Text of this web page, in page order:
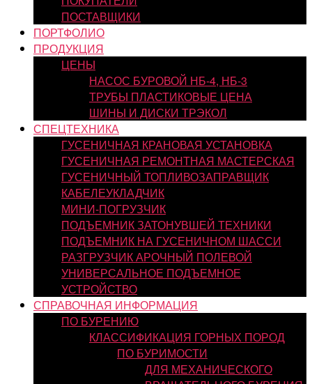
ПОСТАВЩИКИ
ПОРТФОЛИО
ПРОДУКЦИЯ
ЦЕНЫ
НАСОС БУРОВОЙ НБ-4, НБ-3
ТРУБЫ ПЛАСТИКОВЫЕ ЦЕНА
ШИНЫ И ДИСКИ ТРЭКОЛ
СПЕЦТЕХНИКА
ГУСЕНИЧНАЯ КРАНОВАЯ УСТАНОВКА
ГУСЕНИЧНАЯ РЕМОНТНАЯ МАСТЕРСКАЯ
ГУСЕНИЧНЫЙ ТОПЛИВОЗАПРАВЩИК
КАБЕЛЕУКЛАДЧИК
МИНИ-ПОГРУЗЧИК
ПОДЪЕМНИК ЗАТОНУВШЕЙ ТЕХНИКИ
ПОДЪЕМНИК НА ГУСЕНИЧНОМ ШАССИ
РАЗГРУЗЧИК АРОЧНЫЙ ПОЛЕВОЙ
УНИВЕРСАЛЬНОЕ ПОДЪЕМНОЕ
УСТРОЙСТВО
СПРАВОЧНАЯ ИНФОРМАЦИЯ
ПО БУРЕНИЮ
КЛАССИФИКАЦИЯ ГОРНЫХ ПОРОД
ПО БУРИМОСТИ
ДЛЯ МЕХАНИЧЕСКОГО